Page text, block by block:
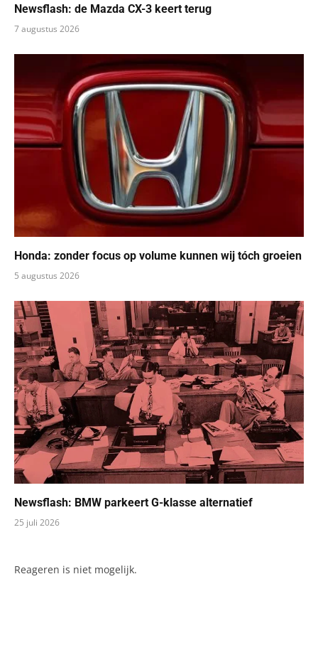
Newsflash: de Mazda CX-3 keert terug
7 augustus 2026
Honda: zonder focus op volume kunnen wij tóch groeien
5 augustus 2026
Newsflash: BMW parkeert G-klasse alternatief
25 juli 2026
Reageren is niet mogelijk.